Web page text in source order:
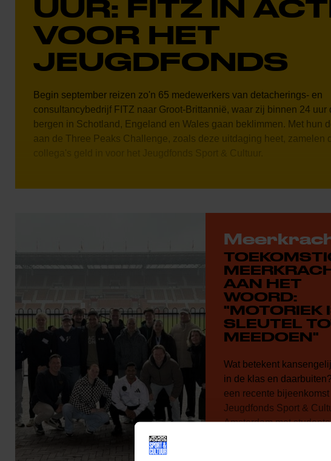
UUR: FITZ IN
VOOR HET
JEUGDFONDS
Begin september reizen zo'n 65 medewerkers van detacherings- en
consultancybedrijf FITZ naar Groot-Brittannië, waar zij binnen 24 uur
bergen in Schotland, Engeland en Wales gaan beklimmen. Met hun
aan de Three Peaks Challenge, zoals deze uitdaging heet, zamelen
collega's geld in voor het Jeugdfonds Sport & Cultuur.
AAN HET
WOORD:
"MOTORIEK
SLEUTEL
MEEDOEN"
Wat betekent
in de klas en
een recente
Jeugdfonds Sport &
Amsterdam met